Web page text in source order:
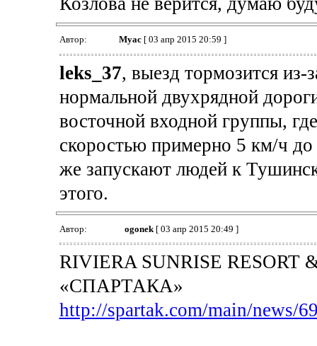
Автор: Myac[ 03 апр 2015 20:59 ]
leks_37, выезд тормозится
нормальной двухрядной
восточной входной группы,
скоростью примерно 5 км/ч
же запускают людей к
этого.
Автор: ogonek[ 03 апр 2015 20:49 ]
RIVIERA SUNRISE
«СПАРТАКА»
http://spartak.com/main/news/